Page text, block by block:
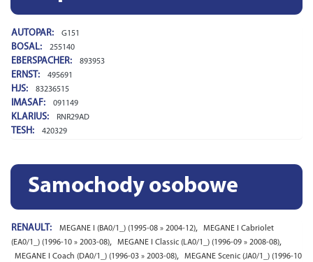
AUTOPAR: G151
BOSAL: 255140
EBERSPACHER: 893953
ERNST: 495691
HJS: 83236515
IMASAF: 091149
KLARIUS: RNR29AD
TESH: 420329
Samochody osobowe
RENAULT: MEGANE I (BA0/1_) (1995-08 » 2004-12),
MEGANE I Cabriolet
(EA0/1_) (1996-10 » 2003-08), MEGANE I Classic (LA0/1_) (1996-09 » 2008-08),
MEGANE I Coach (DA0/1_) (1996-03 » 2003-08),
MEGANE Scenic (JA0/1_) (1996-10